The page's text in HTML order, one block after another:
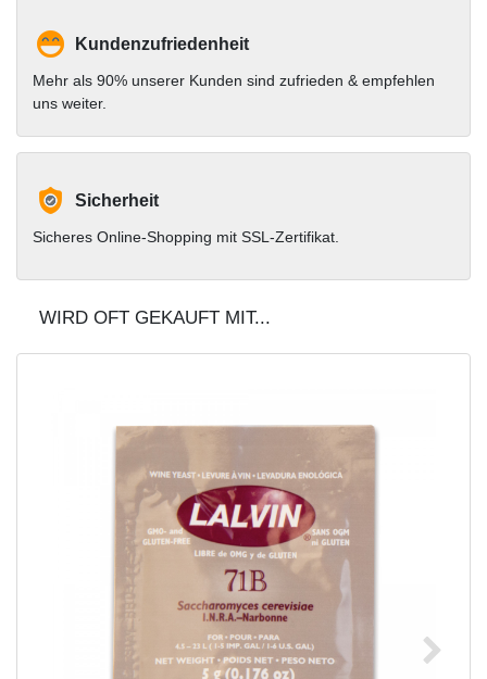
Kundenzufriedenheit
Mehr als 90% unserer Kunden sind zufrieden & empfehlen
uns weiter.
Sicherheit
Sicheres Online-Shopping mit SSL-Zertifikat.
WIRD OFT GEKAUFT MIT...